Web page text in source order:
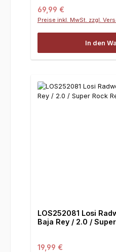
Regulärer Preis:
69,99 €
Preise inkl. MwSt. zzgl.
In den
LOS252081 Losi
Baja Rey / 2.0 /
Regulärer Preis:
19,99 €